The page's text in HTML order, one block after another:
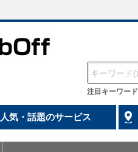
注目キーワード
人気・話題のサービス